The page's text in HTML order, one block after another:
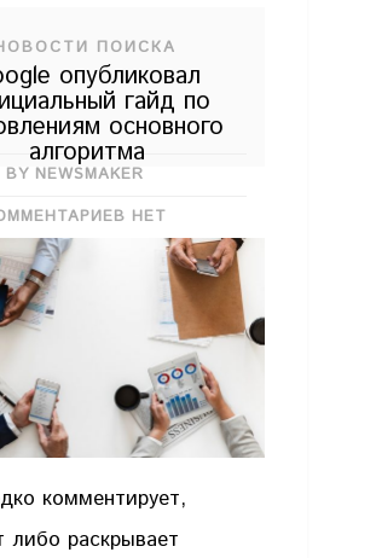
ПОИСКА
опубликовал
гайд по
основного
алгоритма
BY NEWSMAKER
НЕТ
комментирует,
либо раскрывает